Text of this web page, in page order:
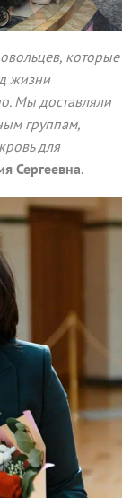
которые
жизни
Мы доставляли
группам,
для
Сергеевна.